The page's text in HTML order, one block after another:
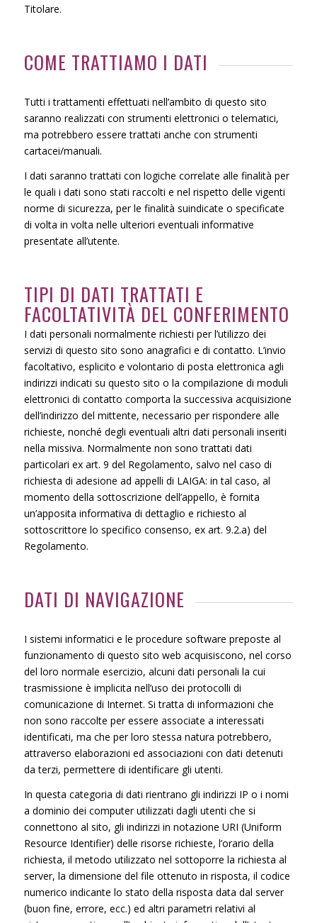
Titolare.
COME TRATTIAMO I DATI
Tutti i trattamenti effettuati nell’ambito di questo sito
saranno realizzati con strumenti elettronici o telematici,
ma potrebbero essere trattati anche con strumenti
cartacei/manuali.
I dati saranno trattati con logiche correlate alle finalità per
le quali i dati sono stati raccolti e nel rispetto delle vigenti
norme di sicurezza, per le finalità suindicate o specificate
di volta in volta nelle ulteriori eventuali informative
presentate all’utente.
TIPI DI DATI TRATTATI E
FACOLTATIVITÀ DEL CONFERIMENTO
I dati personali normalmente richiesti per l’utilizzo dei
servizi di questo sito sono anagrafici e di contatto. L’invio
facoltativo, esplicito e volontario di posta elettronica agli
indirizzi indicati su questo sito o la compilazione di moduli
elettronici di contatto comporta la successiva acquisizione
dell’indirizzo del mittente, necessario per rispondere alle
richieste, nonché degli eventuali altri dati personali inseriti
nella missiva. Normalmente non sono trattati dati
particolari ex art. 9 del Regolamento, salvo nel caso di
richiesta di adesione ad appelli di LAIGA: in tal caso, al
momento della sottoscrizione dell’appello, è fornita
un’apposita informativa di dettaglio e richiesto al
sottoscrittore lo specifico consenso, ex art. 9.2.a) del
Regolamento.
DATI DI NAVIGAZIONE
I sistemi informatici e le procedure software preposte al
funzionamento di questo sito web acquisiscono, nel corso
del loro normale esercizio, alcuni dati personali la cui
trasmissione è implicita nell’uso dei protocolli di
comunicazione di Internet. Si tratta di informazioni che
non sono raccolte per essere associate a interessati
identificati, ma che per loro stessa natura potrebbero,
attraverso elaborazioni ed associazioni con dati detenuti
da terzi, permettere di identificare gli utenti.
In questa categoria di dati rientrano gli indirizzi IP o i nomi
a dominio dei computer utilizzati dagli utenti che si
connettono al sito, gli indirizzi in notazione URI (Uniform
Resource Identifier) delle risorse richieste, l’orario della
richiesta, il metodo utilizzato nel sottoporre la richiesta al
server, la dimensione del file ottenuto in risposta, il codice
numerico indicante lo stato della risposta data dal server
(buon fine, errore, ecc.) ed altri parametri relativi al